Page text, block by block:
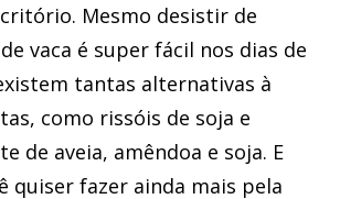
Mesmo desistir de
vaca é super fácil nos dias de
tantas alternativas à
como rissóis de soja e
de aveia, amêndoa e soja. E
quiser fazer ainda mais pela